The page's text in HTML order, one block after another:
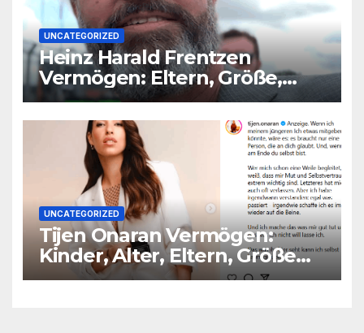
UNCATEGORIZED
Heinz Harald Frentzen
Vermögen: Eltern, Größe,
Partner, Alter
UNCATEGORIZED
Tijen Onaran Vermögen:
Kinder, Alter, Eltern, Größe
Partner